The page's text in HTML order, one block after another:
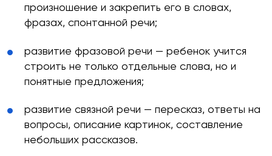
произношение и закрепить его в словах,
фразах, спонтанной речи;
развитие фразовой речи — ребенок учится
строить не только отдельные слова, но и
понятные предложения;
развитие связной речи — пересказ, ответы на
вопросы, описание картинок, составление
небольших рассказов.